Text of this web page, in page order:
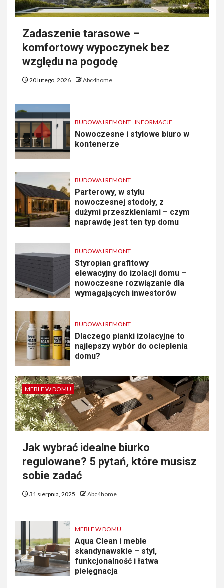
Zadaszenie tarasowe –
komfortowy wypoczynek bez
względu na pogodę
20 lutego, 2026 Abc4home
BUDOWA I REMONT INFORMACJE
Nowoczesne i stylowe biuro w
kontenerze
BUDOWA I REMONT
Parterowy, w stylu
nowoczesnej stodoły, z
dużymi przeszkleniami – czym
naprawdę jest ten typ domu
BUDOWA I REMONT
Styropian grafitowy
elewacyjny do izolacji domu –
nowoczesne rozwiązanie dla
wymagających inwestorów
BUDOWA I REMONT
Dlaczego pianki izolacyjne to
najlepszy wybór do ocieplenia
domu?
MEBLE W DOMU
Jak wybrać idealne biurko
regulowane? 5 pytań, które musisz
sobie zadać
31 sierpnia, 2025 Abc4home
MEBLE W DOMU
Aqua Clean i meble
skandynawskie – styl,
funkcjonalność i łatwa
pielęgnacja